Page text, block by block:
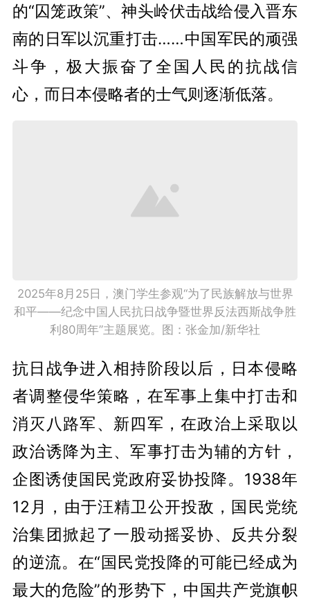
的“囚笼政策”、神头岭伏击战给侵入晋东
南的日军以沉重打击……中国军民的顽强
斗争，极大振奋了全国人民的抗战信
心，而日本侵略者的士气则逐渐低落。
2025年8月25日，澳门学生参观“为了民族解放与世界
和平——纪念中国人民抗日战争暨世界反法西斯战争胜
利80周年”主题展览。图：张金加/新华社
抗日战争进入相持阶段以后，日本侵略
者调整侵华策略，在军事上集中打击和
消灭八路军、新四军，在政治上采取以
政治诱降为主、军事打击为辅的方针，
企图诱使国民党政府妥协投降。1938年
12月，由于汪精卫公开投敌，国民党统
治集团掀起了一股动摇妥协、反共分裂
的逆流。在“国民党投降的可能已经成为
最大的危险”的形势下，中国共产党旗帜